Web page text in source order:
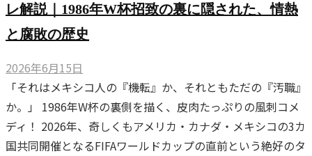
レ解説｜1986年W杯招致の裏に隠された、情熱
と腐敗の歴史
2026年6月15日
「それはメキシコ人の『機転』か、それともただの『汚職』
か。」 1986年W杯の裏側を描く、皮肉たっぷりの風刺コメ
ディ！ 2026年、奇しくもアメリカ・カナダ・メキシコの3カ
国共同開催となるFIFAワールドカップの直前という絶好のタ